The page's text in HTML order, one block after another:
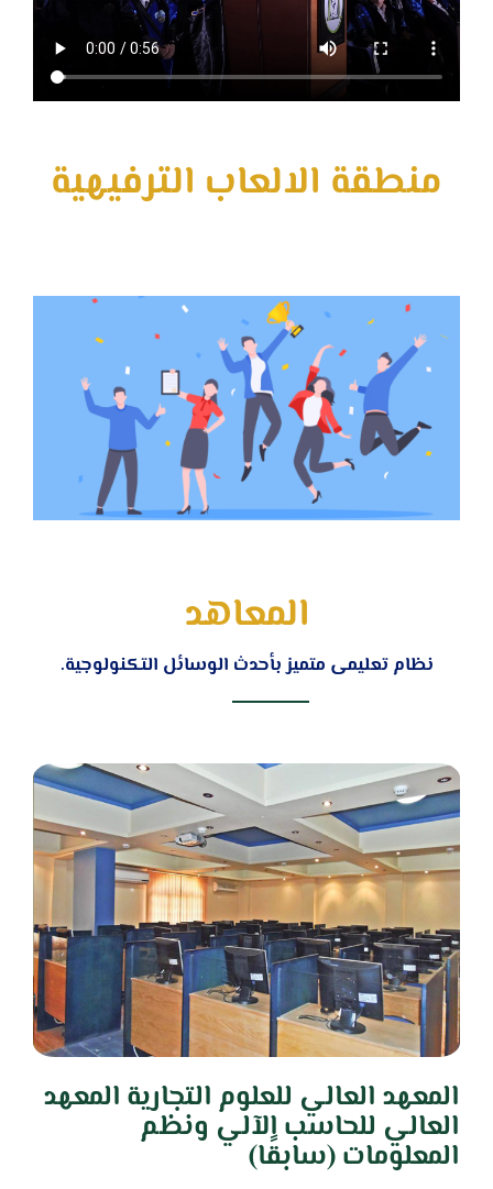
منطقة الالعاب الترفيهية
المعاهد
نظام تعليمى متميز بأحدث الوسائل التكنولوجية.
المعهد العالي للعلوم التجارية المعهد
العالي للحاسب الآلي ونظم
المعلومات (سابقًا)